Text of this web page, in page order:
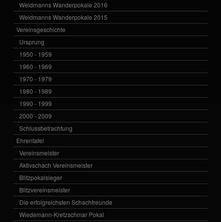
Weidmanns Wanderpokale 2016
Weidmanns Wanderpokale 2015
Vereinsgeschichte
Ursprung
1950 - 1959
1960 - 1969
1970 - 1979
1980 - 1989
1990 - 1999
2000 - 2009
Schlussbetrachtung
Ehrentafel
Vereinsmeister
Aktivschach Vereinsmeister
Blitzpokalsieger
Blitzvereinsmeister
Die erfolgreichsten Schachfreunde
Wiedemann-Kretzschmar Pokal